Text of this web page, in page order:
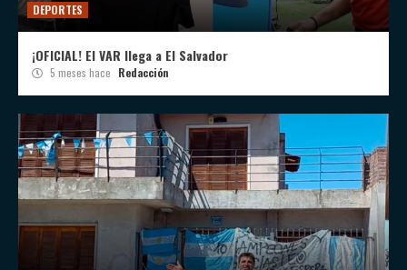
DEPORTES
¡OFICIAL! El VAR llega a El Salvador
5 meses hace Redacción